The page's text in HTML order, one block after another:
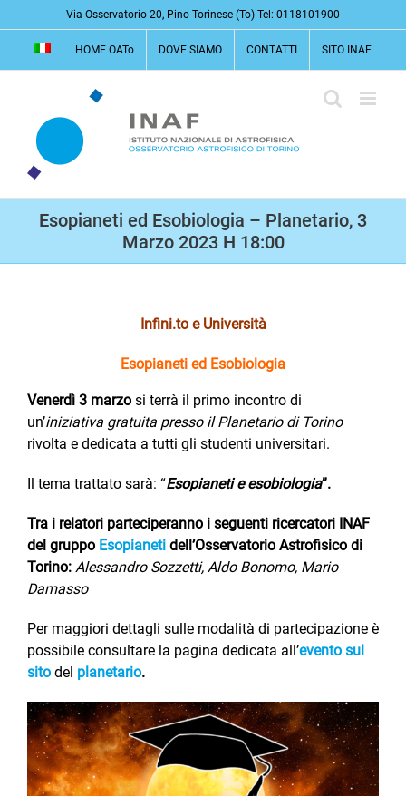
al
contenuto
Via Osservatorio 20, Pino Torinese (To) Tel: 0118101900
HOME OATo DOVE SIAMO CONTATTI SITO INAF
Esopianeti ed Esobiologia – Planetario, 3
Marzo 2023 H 18:00
Infini.to e Università
Esopianeti ed Esobiologia
Venerdì 3 marzo si terrà il primo incontro di
un’iniziativa gratuita presso il Planetario di Torino
rivolta e dedicata a tutti gli studenti universitari.
Il tema trattato sarà: “Esopianeti e esobiologia”.
Tra i relatori parteciperanno i seguenti ricercatori INAF
del gruppo Esopianeti dell’Osservatorio Astrofisico di
Torino: Alessandro Sozzetti, Aldo Bonomo, Mario
Damasso
Per maggiori dettagli sulle modalità di partecipazione è
possibile consultare la pagina dedicata all’evento sul
sito del planetario.